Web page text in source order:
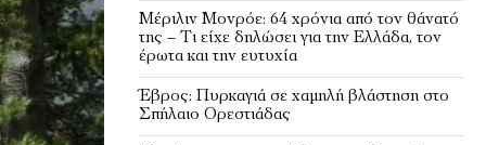
Μέριλιν Μονρόε: 64 χρόνια από τον θάνατό
της – Τι είχε δηλώσει για την Ελλάδα, τον
έρωτα και την ευτυχία
Έβρος: Πυρκαγιά σε χαμηλή βλάστηση στο
Σπήλαιο Ορεστιάδας